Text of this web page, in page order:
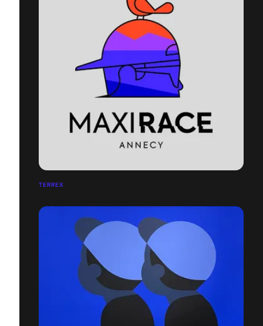
TERREX